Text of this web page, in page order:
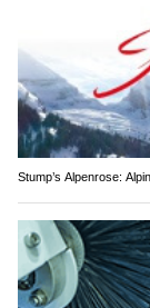
Stump’s Alpenrose: